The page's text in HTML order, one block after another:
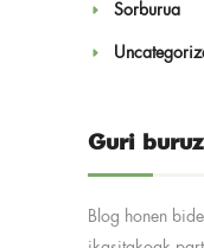
Sorburua
Guri buruz
Blog honen